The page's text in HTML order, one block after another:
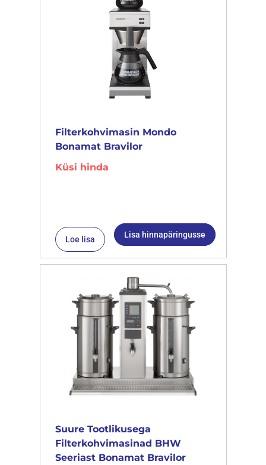
Filterkohvimasin Mondo
Bonamat Bravilor
Küsi hinda
Loe lisa Lisa hinnapäringusse
Suure Tootlikusega
Filterkohvimasinad BHW
Seeriast Bonamat Bravilor